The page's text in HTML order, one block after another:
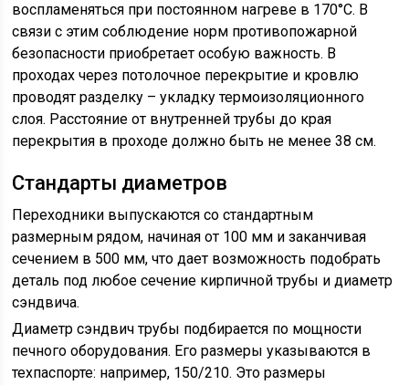
воспламеняться при постоянном нагреве в 170°С. В
связи с этим соблюдение норм противопожарной
безопасности приобретает особую важность. В
проходах через потолочное перекрытие и кровлю
проводят разделку – укладку термоизоляционного
слоя. Расстояние от внутренней трубы до края
перекрытия в проходе должно быть не менее 38 см.
Стандарты диаметров
Переходники выпускаются со стандартным
размерным рядом, начиная от 100 мм и заканчивая
сечением в 500 мм, что дает возможность подобрать
деталь под любое сечение кирпичной трубы и диаметр
сэндвича.
Диаметр сэндвич трубы подбирается по мощности
печного оборудования. Его размеры указываются в
техпаспорте: например, 150/210. Это размеры